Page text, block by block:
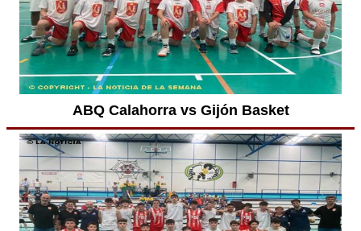
ABQ Calahorra vs Gijón Basket